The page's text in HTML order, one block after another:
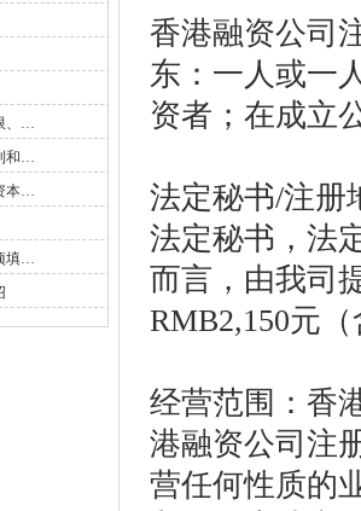
、…
和…
本…
填…
香港融资公司
东：一人或一
资者；在成立
法定秘书/注册
法定秘书，法
而言，由我司
RMB2,150元（
经营范围：香
港融资公司注
营任何性质的